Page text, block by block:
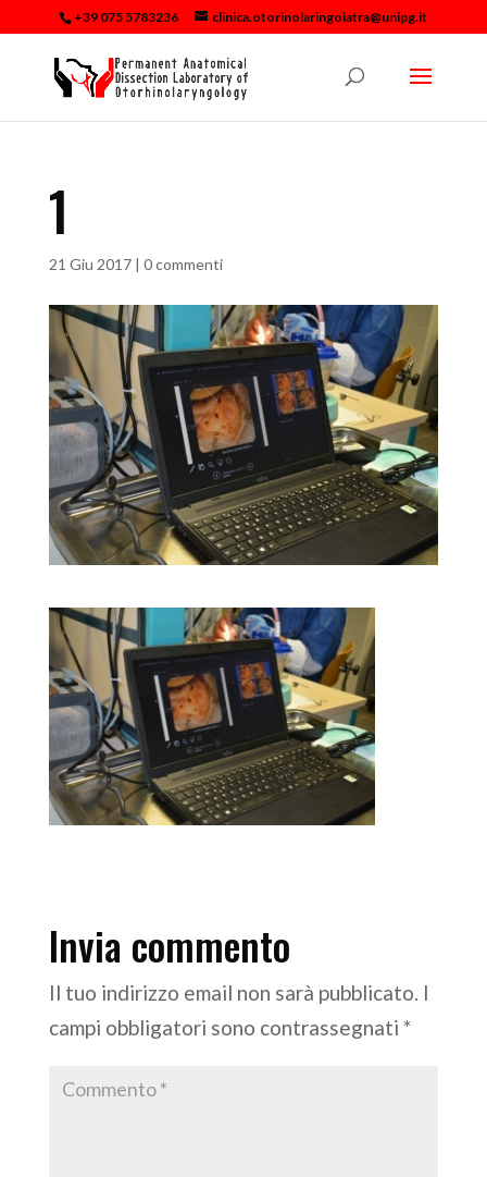
+39 075 5783236 clinica.otorinolaringoiatra@unipg.it
1
21 Giu 2017| 0 commenti
Invia commento
Il tuo indirizzo email non sarà pubblicato. I
campi obbligatori sono contrassegnati *